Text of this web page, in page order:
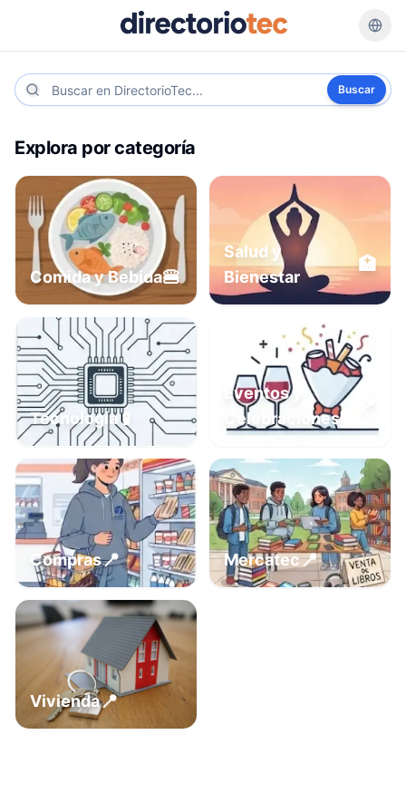
Buscar
Explora por categoría
Comida y Bebida🍔
Salud y
Bienestar
🏥
Tecnología📱
Eventos y
Celebraciones
Compras📍 Mercatec📍
Vivienda📍